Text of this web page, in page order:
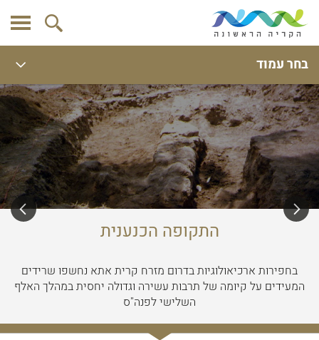
בחר עמוד
התקופה הכנענית
בחפירות ארכיאולוגיות בדרום מזרח קרית אתא נחשפו שרידים
המעידים על קיומה של תרבות עשירה וגדולה יחסית במהלך האלף
השלישי לפנה"ס